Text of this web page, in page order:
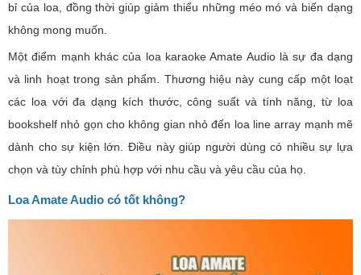
bỉ của loa, đồng thời giúp giảm thiểu những méo mó và biến dạng
không mong muốn.
Một điểm mạnh khác của loa karaoke Amate Audio là sự đa dạng
và linh hoạt trong sản phẩm. Thương hiệu này cung cấp một loạt
các loa với đa dạng kích thước, công suất và tính năng, từ loa
bookshelf nhỏ gọn cho không gian nhỏ đến loa line array mạnh mẽ
dành cho sự kiện lớn. Điều này giúp người dùng có nhiều sự lựa
chọn và tùy chỉnh phù hợp với nhu cầu và yêu cầu của họ.
Loa Amate Audio có tốt không?